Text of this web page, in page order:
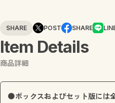
SHARE POST SHARE
Item Details
商品詳細
●ボックスおよびセット版には